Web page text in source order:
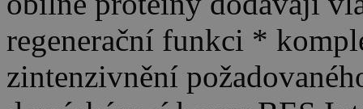
regenerační funkci *
zintenzivnění